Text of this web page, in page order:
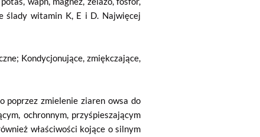
ślady witamin K, E i D. Najwięcej
Kondycjonujące, zmiękczające,
zmielenie ziaren owsa do
ochronnym, przyśpieszającym
właściwości kojące o silnym